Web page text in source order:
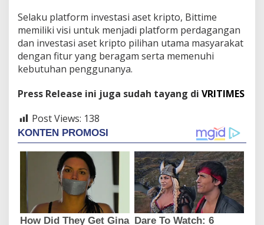
Selaku platform investasi aset kripto, Bittime
memiliki visi untuk menjadi platform perdagangan
dan investasi aset kripto pilihan utama masyarakat
dengan fitur yang beragam serta memenuhi
kebutuhan penggunanya.
Press Release ini juga sudah tayang di VRITIMES
Post Views: 138